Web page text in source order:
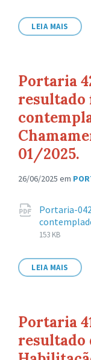
arquivo:
LEIA MAIS
Portaria
resultado
01/2025.
26/06/2025 em
Anexos
Portaria-
Tamanho
arquivo:
153 KB
LEIA MAIS
Portaria
resultado